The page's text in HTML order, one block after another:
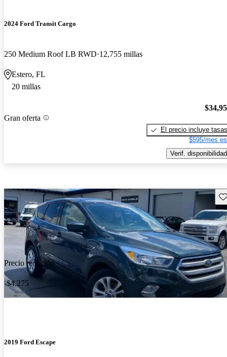
2024 Ford Transit Cargo
250 Medium Roof LB RWD 12,755 millas
Estero, FL
20 millas
Gran oferta
El precio incluye tasas
$595/mes
Verif. disponibilidad
Precio reducido
-$4,275
2019 Ford Escape